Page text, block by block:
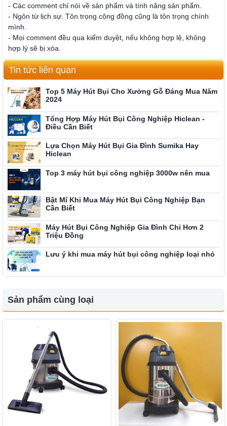
- Các comment chỉ nói về sản phẩm và tính năng sản phẩm.
- Ngôn từ lịch sự. Tôn trọng cộng đồng cũng là tôn trọng chính
mình.
- Mọi comment đều qua kiểm duyệt, nếu không hợp lệ, không
hợp lý sẽ bị xóa.
Tin tức liên quan
Top 5 Máy Hút Bụi Cho Xưởng Gỗ Đáng Mua Năm
2024
Tổng Hợp Máy Hút Bụi Công Nghiệp Hiclean -
Điều Cần Biết
Lựa Chọn Máy Hút Bụi Gia Đình Sumika Hay
Hiclean
Top 3 máy hút bụi công nghiệp 3000w nên mua
Bật Mí Khi Mua Máy Hút Bụi Công Nghiệp Bạn
Cần Biết
Máy Hút Bụi Công Nghiệp Gia Đình Chỉ Hơn 2
Triệu Đồng
Lưu ý khi mua máy hút bụi công nghiệp loại nhỏ
Sản phẩm cùng loại